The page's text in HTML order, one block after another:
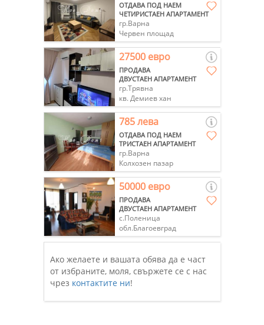
ОТДАВА ПОД НАЕМ
ЧЕТИРИСТАЕН АПАРТАМЕНТ
гр.Варна
Червен площад
27500 евро
ПРОДАВА
ДВУСТАЕН АПАРТАМЕНТ
гр.Трявна
кв. Демиев хан
785 лева
ОТДАВА ПОД НАЕМ
ТРИСТАЕН АПАРТАМЕНТ
гр.Варна
Колхозен пазар
50000 евро
ПРОДАВА
ДВУСТАЕН АПАРТАМЕНТ
с.Поленица
обл.Благоевград
Ако желаете и вашата обява да е част
от избраните, моля, свържете се с нас
чрез контактите ни!